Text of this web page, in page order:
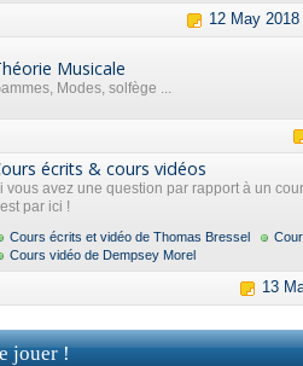
12 May
Musicale
Modes, solfège ...
écrits & cours vidéos
vous avez une question par rapport à un
par ici !
Cours écrits et vidéo de Thomas Bressel
Cours vidéo de Dempsey Morel
13
jouer !